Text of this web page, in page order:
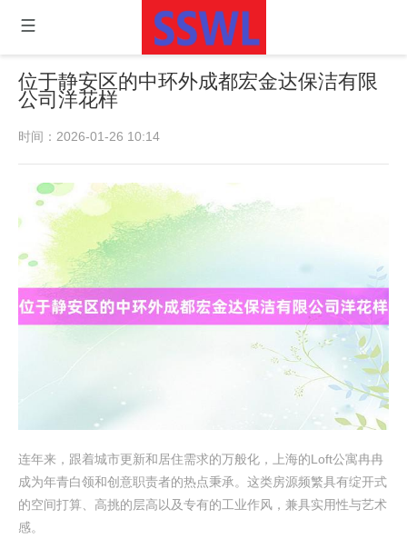
位于静安区的中环外成都宏金达保洁有限
公司洋花样
时间：2026-01-26 10:14
连年来，跟着城市更新和居住需求的万般化，上海的Loft公寓冉冉
成为年青白领和创意职责者的热点秉承。这类房源频繁具有绽开式
的空间打算、高挑的层高以及专有的工业作风，兼具实用性与艺术
感。